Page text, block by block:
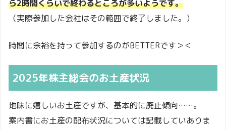
ら2時間くらいで終わるところが多いようです。
（実際参加した会社はその範囲で終了しました。）
時間に余裕を持って参加するのがBETTERです＞＜
2025年株主総会のお土産状況
地味に嬉しいお土産ですが、基本的に廃止傾向……。
案内書にお土産の配布状況については記載していありま